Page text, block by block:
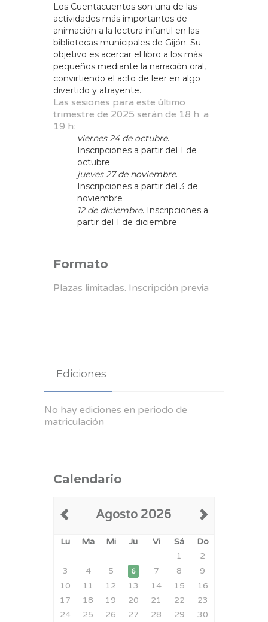
Los Cuentacuentos son una de las
actividades más importantes de
animación a la lectura infantil en las
bibliotecas municipales de Gijón. Su
objetivo es acercar el libro a los más
pequeños mediante la narración oral,
convirtiendo el acto de leer en algo
divertido y atrayente.
Las sesiones para este último
trimestre de 2025 serán de 18 h. a
19 h:
viernes 24 de octubre.
Inscripciones a partir del 1 de
octubre
jueves 27 de noviembre.
Inscripciones a partir del 3 de
noviembre
12 de diciembre. Inscripciones a
partir del 1 de diciembre
Formato
Plazas limitadas. Inscripción previa
Ediciones
No hay ediciones en periodo de
matriculación
Calendario
Agosto 2026
Lu Ma Mi Ju Vi Sá
Do
1
2
3
4 5 6 7 8
9
10
11 12 13 14 15
16
17
18 19 20 21 22
23
24
25 26 27 28 29 30